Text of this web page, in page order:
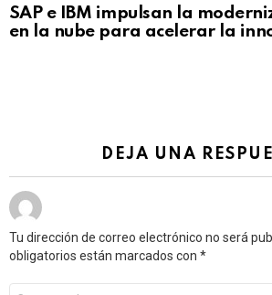
Click to view this post
SAP e IBM impulsan la
en la nube para acelerar la
DEJA UNA
Tu dirección de correo electrónico no será
obligatorios están marcados con *